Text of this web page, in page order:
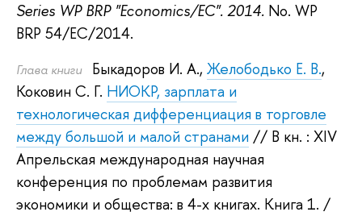
Series WP BRP "Economics/EC". 2014. No. WP
BRP 54/EC/2014.
Глава книги Быкадоров И. А., Желободько Е. В.,
Коковин С. Г. НИОКР, зарплата и
технологическая дифференциация в торговле
между большой и малой странами // В кн. : XIV
Апрельская международная научная
конференция по проблемам развития
экономики и общества: в 4-х книгах. Книга 1. /